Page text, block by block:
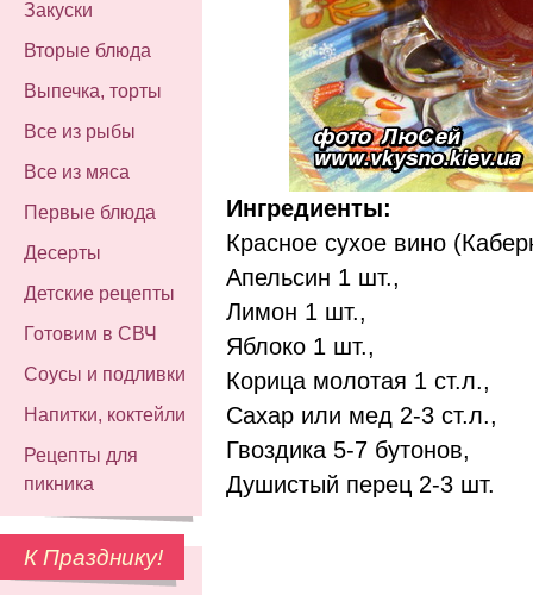
Закуски
Вторые блюда
Выпечка, торты
Все из рыбы
Все из мяса
Первые блюда
Десерты
Детские рецепты
Готовим в СВЧ
Соусы и подливки
Напитки, коктейли
Рецепты для
пикника
К Празднику!
Ингредиенты:
Красное сухое вино
Апельсин 1 шт.,
Лимон 1 шт.,
Яблоко 1 шт.,
Корица молотая 1 ст.л.,
Сахар или мед 2-3 ст.л.,
Гвоздика 5-7 бутонов,
Душистый перец 2-3 шт.